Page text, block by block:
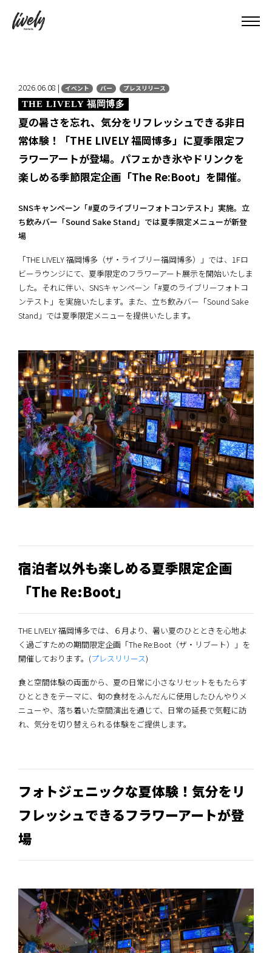
2026.06.08 | イベント バー プレスリリース
THE LIVELY 福岡博多
夏の暑さを忘れ、気分をリフレッシュできる非日
常体験！「THE LIVELY 福岡博多」に夏季限定フ
ラワーアートが登場。パフェかき氷やドリンクを
楽しめる季節限定企画「The Re:Boot」を開催。
SNSキャンペーン「#夏のライブリーフォトコンテスト」実施。立
ち飲みバー「Sound Sake Stand」では夏季限定メニューが新登
場
「THE LIVELY 福岡博多（ザ・ライブリー福岡博多）」では、1Fロ
ビーラウンジにて、夏季限定のフラワーアート展示を開始いたしま
した。それに伴い、SNSキャンペーン「#夏のライブリーフォトコ
ンテスト」を実施いたします。また、立ち飲みバー「Sound Sake
Stand」では夏季限定メニューを提供いたします。
宿泊者以外も楽しめる夏季限定企画
「The Re:Boot」
THE LIVELY 福岡博多では、６月より、暑い夏のひとときを心地よ
く過ごすための期間限定企画「The Re:Boot（ザ・リブート）」を
開催しております。(プレスリリース)
食と空間体験の両面から、夏の日常に小さなリセットをもたらす
ひとときをテーマに、旬の食材をふんだんに使用したひんやりメ
ニューや、落ち着いた空間演出を通じて、日常の延長で気軽に訪
れ、気分を切り替えられる体験をご提供します。
フォトジェニックな夏体験！気分をリ
フレッシュできるフラワーアートが登
場